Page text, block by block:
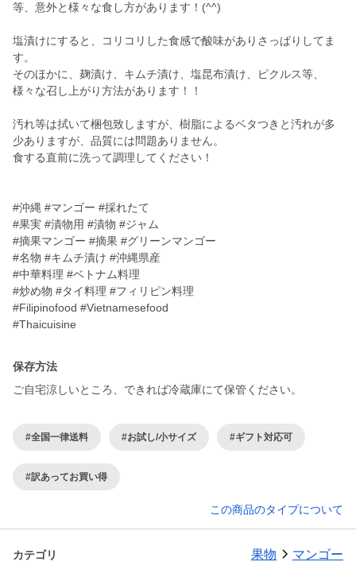
等、意外と様々な食し方があります！(^^)
塩漬けにすると、コリコリした食感で酸味がありさっぱりしてま
す。
そのほかに、麹漬け、キムチ漬け、塩昆布漬け、ピクルス等、
様々な召し上がり方法があります！！
汚れ等は拭いて梱包致しますが、樹脂によるベタつきと汚れが多
少ありますが、品質には問題ありません。
食する直前に洗って調理してください！
#沖縄 #マンゴー #採れたて
#果実 #漬物用 #漬物 #ジャム
#摘果マンゴー #摘果 #グリーンマンゴー
#名物 #キムチ漬け #沖縄県産
#中華料理 #ベトナム料理
#炒め物 #タイ料理 #フィリピン料理
#Filipinofood #Vietnamesefood
#Thaicuisine
保存方法
ご自宅涼しいところ、できれば冷蔵庫にて保管ください。
#全国一律送料 #お試し/小サイズ #ギフト対応可
#訳あってお買い得
この商品のタイプについて
カテゴリ 果物 マンゴー